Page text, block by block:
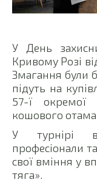
У День
Кривому Розі
Змагання були
підуть на
57-ї окремої
кошового
У турнірі
професіонали
свої вміння у
тяга».